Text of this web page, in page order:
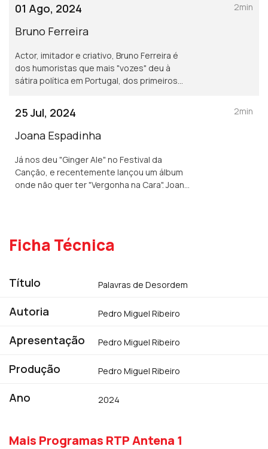
viagem" de José Mário Branco.
01 Ago, 2024
Bruno Ferreira
Actor, imitador e criativo, Bruno Ferreira é
dos humoristas que mais "vozes" deu à
sátira política em Portugal, dos primeiros
Marques.
2min
25 Jul, 2024
Joana Espadinha
Já nos deu "Ginger Ale" no Festival da
Canção, e recentemente lançou um álbum
onde não quer ter "Vergonha na Cara". Joana
2min
Ficha Técnica
Título Palavras de Desordem
Autoria Pedro Miguel Ribeiro
Apresentação Pedro Miguel Ribeiro
Produção Pedro Miguel Ribeiro
Ano 2024
Mais Programas RTP Antena 1